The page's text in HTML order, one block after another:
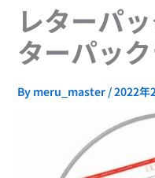
レターパ
ターパッ
By meru_master /2022年